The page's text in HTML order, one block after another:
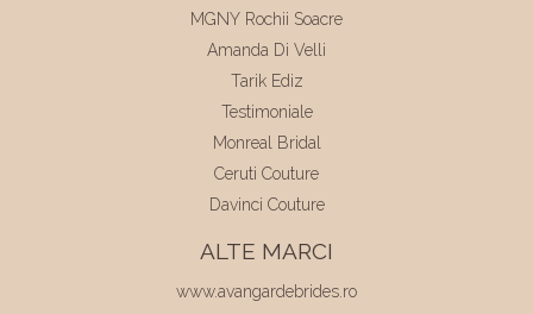
MGNY Rochii Soacre
Amanda Di Velli
Tarik Ediz
Testimoniale
Monreal Bridal
Ceruti Couture
Davinci Couture
ALTE MARCI
www.avangardebrides.ro